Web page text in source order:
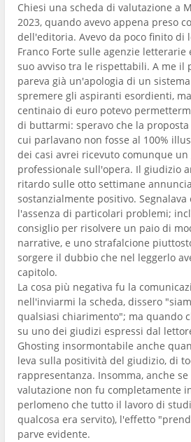
Chiesi una scheda di valutazione a
2023, quando avevo appena preso
dell'editoria. Avevo da poco finito di
Franco Forte sulle agenzie letterarie
suo avviso tra le rispettabili. A me il
pareva già un'apologia di un
spremere gli aspiranti esordienti,
centinaio di euro potevo
di buttarmi: speravo che la
cui parlavano non fosse al 100%
dei casi avrei ricevuto comunque
professionale sull'opera. Il giudizio
ritardo sulle otto settimane
sostanzialmente positivo.
l'assenza di particolari problemi;
consiglio per risolvere un paio di
narrative, e uno strafalcione
sorgere il dubbio che nel leggerlo
capitolo.
La cosa più negativa fu la
nell'inviarmi la scheda, dissero
qualsiasi chiarimento"; ma quando
su uno dei giudizi espressi dal
Ghosting insormontabile anche
leva sulla positività del giudizio, di
rappresentanza. Insomma, anche
valutazione non fu completamente
perlomeno che tutto il lavoro di
qualcosa era servito), l'effetto
parve evidente.